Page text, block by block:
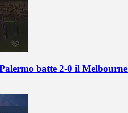
batte 2-0 il